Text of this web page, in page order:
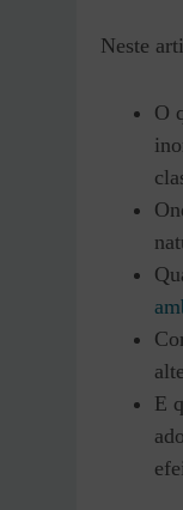
Neste
O
E